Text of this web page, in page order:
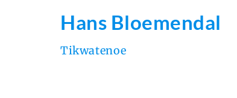
Hans Bloemendal
Tikwatenoe